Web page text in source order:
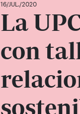
16/JUL./2020
La
con